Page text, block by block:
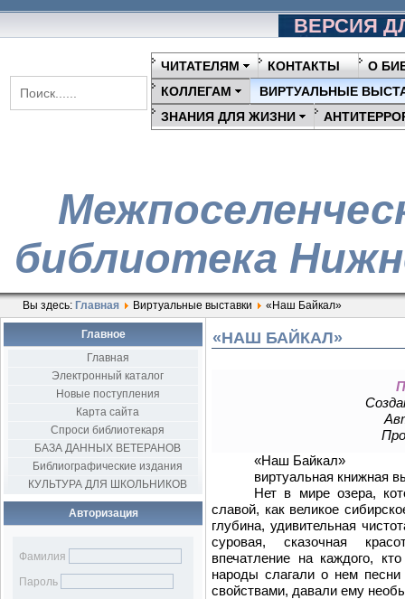
ВЕРСИЯ
ЧИТАТЕЛЯМ КОНТАКТЫ
О
КОЛЛЕГАМ
ВИРТУАЛЬНЫЕ
ЗНАНИЯ ДЛЯ ЖИЗНИ
библиотека
Вы здесь: Главная Виртуальные выставки «Наш Байкал»
Главное
Главная
Электронный каталог
Новые поступления
Карта сайта
Спроси библиотекаря
БАЗА ДАННЫХ ВЕТЕРАНОВ
Библиографические издания
КУЛЬТУРА ДЛЯ ШКОЛЬНИКОВ
Авторизация
Фамилия
Пароль
«НАШ БАЙКАЛ»
«Наш Байкал»
виртуальная книжная
Нет в мире озера,
славой, как великое
глубина, удивительная
суровая, сказочная
впечатление на каждого,
народы слагали о нем песни
свойствами, давали ему